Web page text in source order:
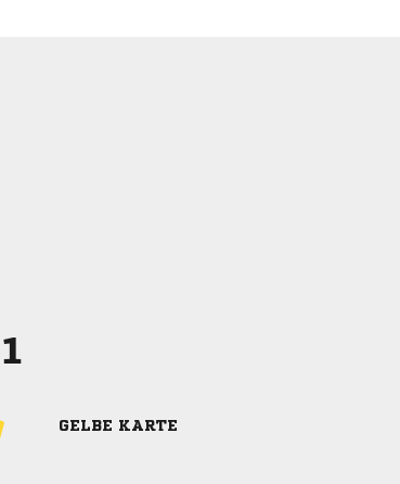

GELBE KARTE